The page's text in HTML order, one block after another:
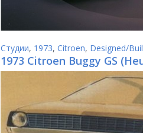
Студии, 1973, Citroen, Designed/
1973 Citroen Buggy GS